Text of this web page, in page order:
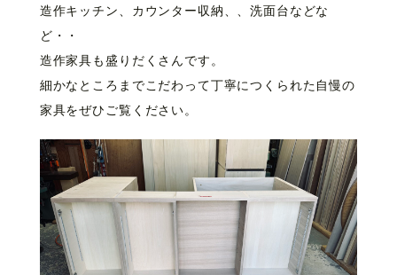
造作キッチン、カウンター収納、、洗面台などな
ど・・
造作家具も盛りだくさんです。
細かなところまでこだわって丁寧につくられた自慢の
家具をぜひご覧ください。